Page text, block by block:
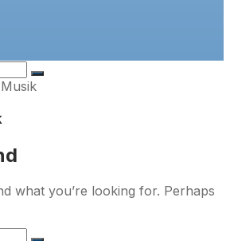
Musik
what you’re looking for. Perhaps